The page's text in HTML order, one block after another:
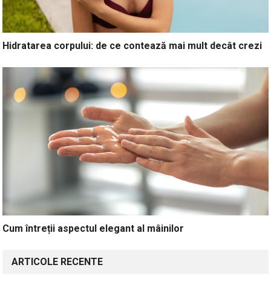
Hidratarea corpului: de ce contează mai mult decât crezi
Cum întreții aspectul elegant al mâinilor
ARTICOLE RECENTE